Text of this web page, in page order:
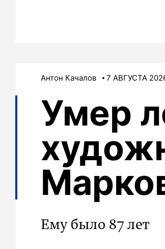
Антон Качалов 7 АВГУСТА
Умер
Ему было 87 лет